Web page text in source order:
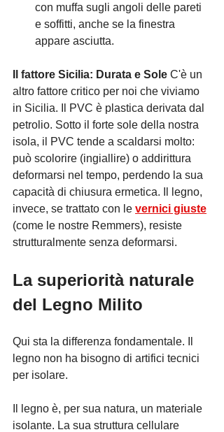
con muffa sugli angoli delle pareti
e soffitti, anche se la finestra
appare asciutta.
Il fattore Sicilia: Durata e Sole C'è un
altro fattore critico per noi che viviamo
in Sicilia. Il PVC è plastica derivata dal
petrolio. Sotto il forte sole della nostra
isola, il PVC tende a scaldarsi molto:
può scolorire (ingiallire) o addirittura
deformarsi nel tempo, perdendo la sua
capacità di chiusura ermetica. Il legno,
invece, se trattato con le vernici giuste
(come le nostre Remmers), resiste
strutturalmente senza deformarsi.
La superiorità naturale
del Legno Milito
Qui sta la differenza fondamentale. Il
legno non ha bisogno di artifici tecnici
per isolare.
Il legno è, per sua natura, un materiale
isolante. La sua struttura cellulare